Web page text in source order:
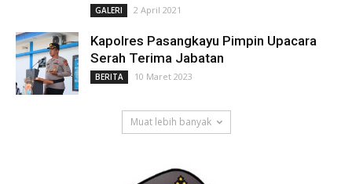
GALERI 2 April 2021
Kapolres Pasangkayu Pimpin Upacara
Serah Terima Jabatan
BERITA 10 Maret 2023
Muat lebih banyak